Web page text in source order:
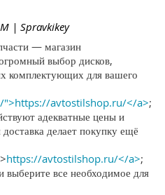
| Spravkikey
— магазин
выбор дисков,
комплектующих для вашего
avtostilshop.ru/</a>;
адекватные цены и
делает покупку ещё
https://avtostilshop.ru/</a>;
все необходимое для